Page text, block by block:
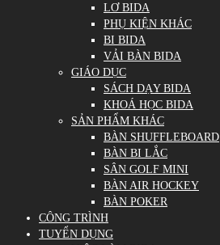
LƠ BIDA
PHỤ KIỆN KHÁC
BI BIDA
VẢI BÀN BIDA
GIÁO DỤC
SÁCH DẠY BIDA
KHOÁ HỌC BIDA
SẢN PHẨM KHÁC
BÀN SHUFFLEBOARD
BÀN BI LẮC
SÂN GOLF MINI
BÀN AIR HOCKEY
BÀN POKER
CÔNG TRÌNH
TUYỂN DỤNG